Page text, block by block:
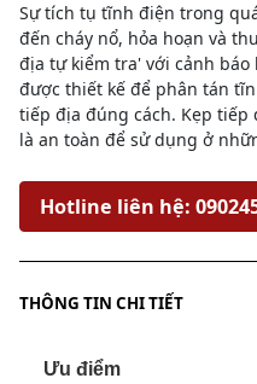
Sự tích tụ tĩnh điện trong
đến cháy nổ, hỏa hoạn và
địa tự kiểm tra' với cảnh
được thiết kế để phân tán
tiếp địa đúng cách. Kẹp tiếp
là an toàn để sử dụng ở
Hotline liên hệ:
THÔNG TIN CHI TIẾT
Ưu điểm